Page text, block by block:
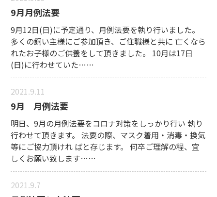
9月月例法要
9月12日(日)に予定通り、月例法要を執り行いました。
多くの飼い主様にご参加頂き、ご住職様と共に 亡くなら
れたお子様のご供養をして頂きました。 10月は17日
(日)に行わせていた……
2021.9.11
9月 月例法要
明日、9月の月例法要をコロナ対策をしっかり行い 執り
行わせて頂きます。 法要の際、マスク着用・消毒・換気
等にご協力頂けれ ばと存じます。 何卒ご理解の程、宜
しくお願い致します……
2021.9.7